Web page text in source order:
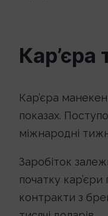
Кар’єра
Кар’єра
показах.
міжнародні
Заробіток
початку
контракти з